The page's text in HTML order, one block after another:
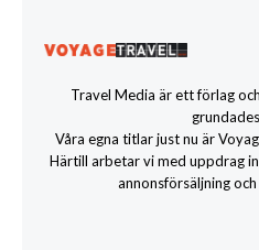
Travel Media är ett förlag
Våra egna titlar just nu är
Härtill arbetar vi med uppdrag
annonsförsäljning